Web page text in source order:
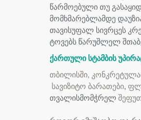
წარმოებული თუ
მომხმარებლამდე
თავისუფალ სივრცეს
ტოვებს წარუშლელ
ქართული სტამბის
თბილისში,
სავიზიტო ბარათები,
თვალისმომჭრელ